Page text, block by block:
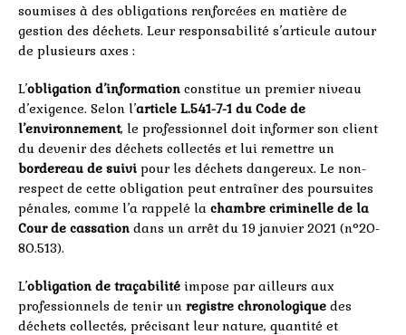
soumises à des obligations renforcées en matière de
gestion des déchets. Leur responsabilité s’articule autour
de plusieurs axes :
L’obligation d’information constitue un premier niveau
d’exigence. Selon l’article L.541-7-1 du Code de
l’environnement, le professionnel doit informer son client
du devenir des déchets collectés et lui remettre un
bordereau de suivi pour les déchets dangereux. Le non-
respect de cette obligation peut entraîner des poursuites
pénales, comme l’a rappelé la chambre criminelle de la
Cour de cassation dans un arrêt du 19 janvier 2021 (n°20-
80.513).
L’obligation de traçabilité impose par ailleurs aux
professionnels de tenir un registre chronologique des
déchets collectés, précisant leur nature, quantité et